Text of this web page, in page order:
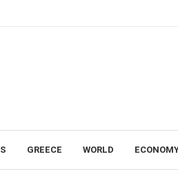
GREECE WORLD
puzzle game για το φως, τη λογική και